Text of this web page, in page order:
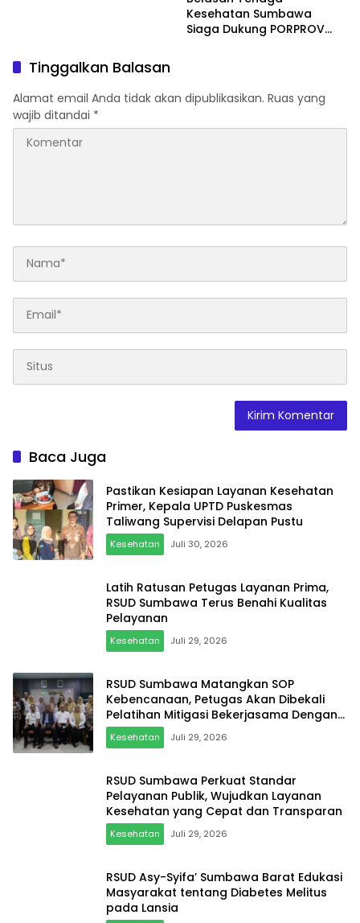
Kesehatan Sumbawa
Siaga Dukung PORPROV
Tinggalkan Balasan
Alamat email Anda tidak akan dipublikasikan. Ruas yang
wajib ditandai *
Baca Juga
Pastikan Kesiapan Layanan Kesehatan
Primer, Kepala UPTD Puskesmas
Taliwang Supervisi Delapan Pustu
Kesehatan Juli 30, 2026
Latih Ratusan Petugas Layanan Prima,
RSUD Sumbawa Terus Benahi Kualitas
Pelayanan
Kesehatan Juli 29, 2026
RSUD Sumbawa Matangkan SOP
Kebencanaan, Petugas Akan Dibekali
Pelatihan Mitigasi Bekerjasama Dengan
BPBD
Kesehatan Juli 29, 2026
RSUD Sumbawa Perkuat Standar
Pelayanan Publik, Wujudkan Layanan
Kesehatan yang Cepat dan Transparan
Kesehatan Juli 29, 2026
RSUD Asy-Syifa’ Sumbawa Barat Edukasi
Masyarakat tentang Diabetes Melitus
pada Lansia